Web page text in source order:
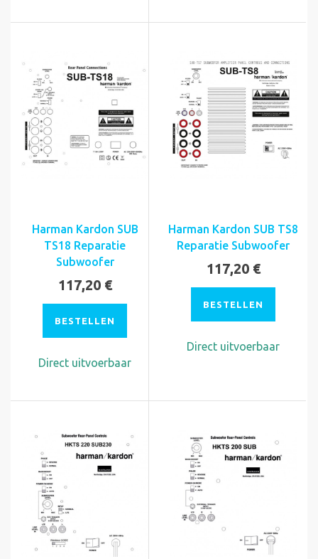
Harman Kardon SUB
TS18 Reparatie
Subwoofer
117,20 €
BESTELLEN
Direct uitvoerbaar
Harman Kardon SUB TS8
Reparatie Subwoofer
117,20 €
BESTELLEN
Direct uitvoerbaar